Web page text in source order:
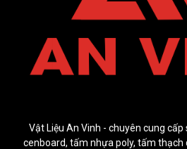
Vật Liệu An Vinh - chuyên cung
cenboard, tấm nhựa poly, tấm thạch